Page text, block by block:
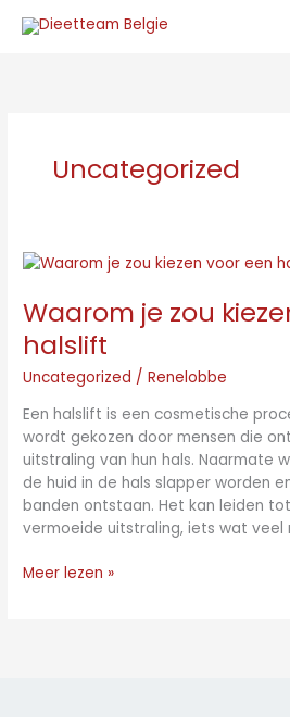
naar
Uncategorized
Waarom je zou
halslift
Uncategorized /Renelobbe
Een halslift is een cosmetische
wordt gekozen door mensen die
uitstraling van hun hals. Naarmate
de huid in de hals slapper worden
banden ontstaan. Het kan leiden
vermoeide uitstraling, iets wat veel
Waarom
zou
voor
een
Meer lezen »